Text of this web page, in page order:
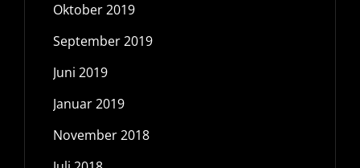
Oktober 2019
September 2019
Juni 2019
Januar 2019
November 2018